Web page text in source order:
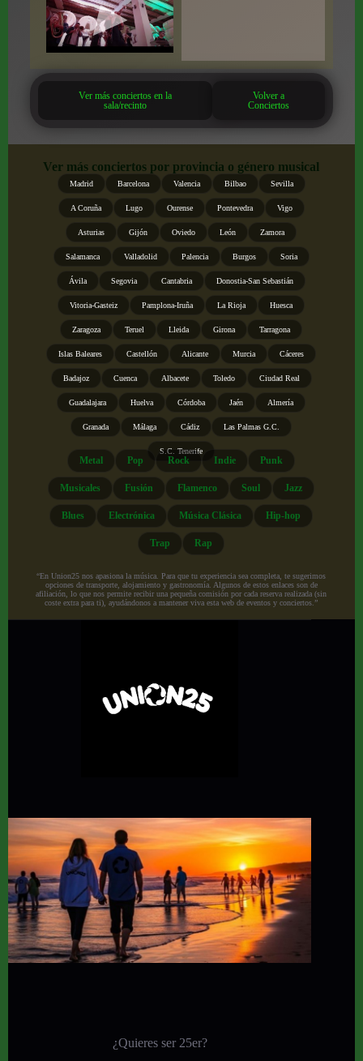
Ver más conciertos en la
sala/recinto
Volver a
Conciertos
Ver más conciertos por provincia o género musical
Madrid Barcelona Valencia Bilbao Sevilla
A Coruña Lugo Ourense Pontevedra Vigo
Asturias Gijón Oviedo León Zamora
Salamanca Valladolid Palencia Burgos Soria
Ávila Segovia Cantabria Donostia-San Sebastián
Vitoria-Gasteiz Pamplona-Iruña La Rioja Huesca
Zaragoza Teruel Lleida Girona Tarragona
Islas Baleares Castellón Alicante Murcia Cáceres
Badajoz Cuenca Albacete Toledo Ciudad Real
Guadalajara Huelva Córdoba Jaén Almería
Granada Málaga Cádiz Las Palmas G.C.
S.C. Tenerife
Metal Pop Rock Indie Punk
Musicales Fusión Flamenco Soul Jazz
Blues Electrónica Música Clásica Hip-hop
Trap Rap
“En Union25 nos apasiona la música. Para que tu experiencia sea completa, te sugerimos
opciones de transporte, alojamiento y gastronomía. Algunos de estos enlaces son de
afiliación, lo que nos permite recibir una pequeña comisión por cada reserva realizada (sin
coste extra para ti), ayudándonos a mantener viva esta web de eventos y conciertos.”
¿Quieres ser 25er?